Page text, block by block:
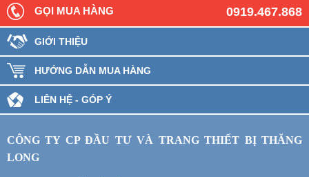
0919.467.868
GỌI MUA HÀNG
GIỚI THIỆU
HƯỚNG DẪN MUA HÀNG
LIÊN HỆ - GÓP Ý
CÔNG TY CP ĐẦU TƯ VÀ TRANG THIẾT BỊ THĂNG
LONG